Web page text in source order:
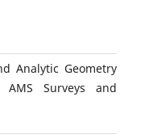
Analytic Geometry
AMS Surveys and